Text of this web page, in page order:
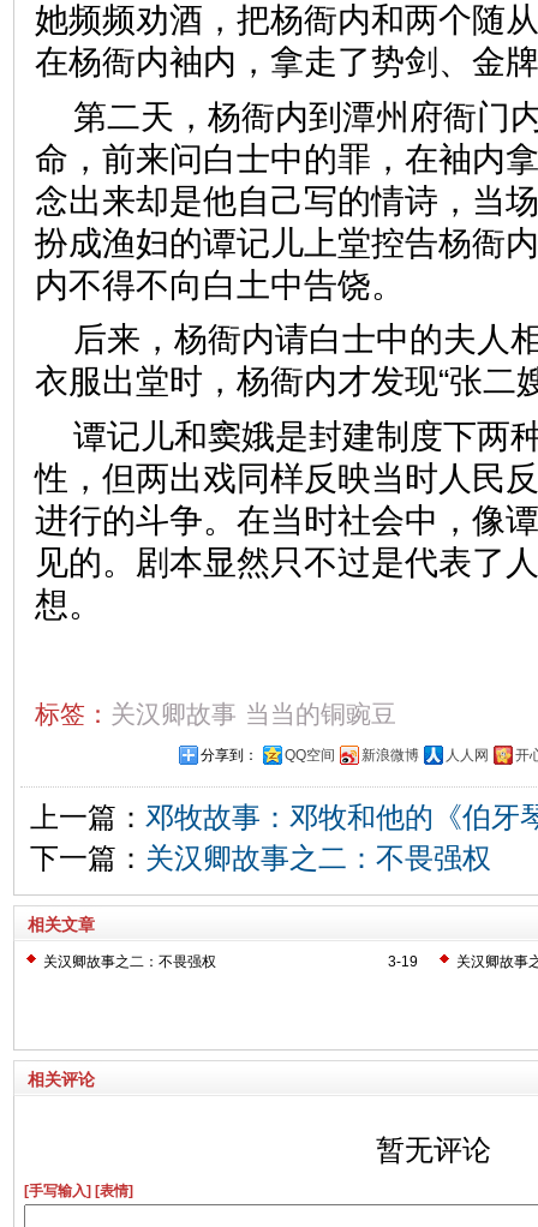
她频频劝酒，把杨衙内和两个随
在杨衙内袖内，拿走了势剑、金
第二天，杨衙内到潭州府衙门
命，前来问白士中的罪，在袖内
念出来却是他自己写的情诗，当
扮成渔妇的谭记儿上堂控告杨衙
内不得不向白土中告饶。
后来，杨衙内请白士中的夫人
衣服出堂时，杨衙内才发现“张二
谭记儿和窦娥是封建制度下两
性，但两出戏同样反映当时人民
进行的斗争。在当时社会中，像
见的。剧本显然只不过是代表了
想。
标签： 关汉卿故事 当当的铜豌豆
分享到： QQ空间 新浪微博 人人网 开
上一篇： 邓牧故事：邓牧和他的《伯牙
下一篇： 关汉卿故事之二：不畏强权
相关文章
3-19
关汉卿故事之二：不畏强权 关汉卿故事
相关评论
暂无评论
[手写输入] [表情]